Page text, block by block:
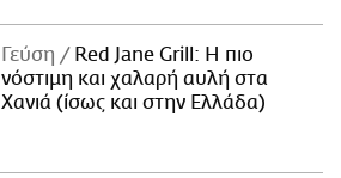
Γεύση
Red Jane Grill: Η πιο
νόστιμη και χαλαρή αυλή στα
Χανιά (ίσως και στην Ελλάδα)